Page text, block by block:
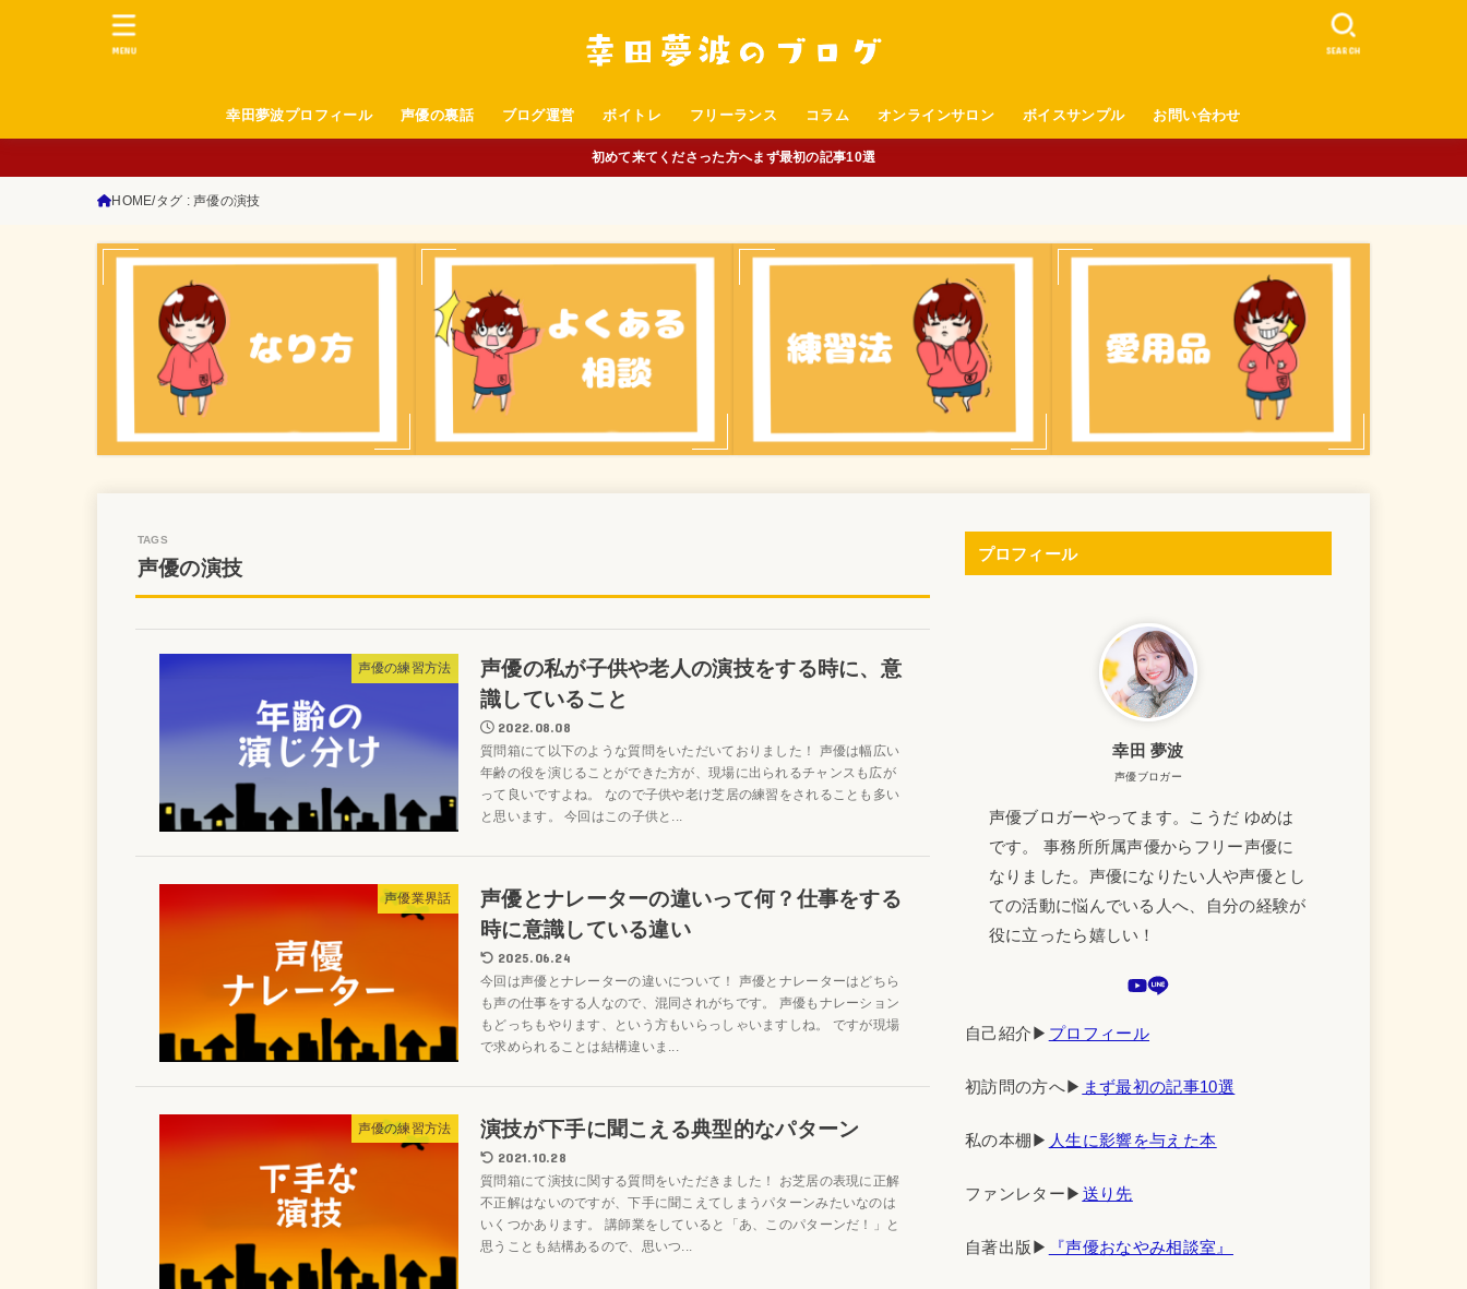
幸田夢波プロフィール 声優の裏話 ブログ運営 ボイトレ フリーランス コラム オンラインサロン ボイスサンプル お問い合わせ
SEARCH
MENU
初めて来てくださった方へまず最初の記事10選
HOME タグ : 声優の演技
声優の演技
声優の練習方法
声優の私が子供や老人の演技をする時に、意
識していること
2022.08.08
質問箱にて以下のような質問をいただいておりました！ 声優は幅広い
年齢の役を演じることができた方が、現場に出られるチャンスも広が
って良いですよね。 なので子供や老け芝居の練習をされることも多い
と思います。 今回はこの子供と...
声優業界話
声優とナレーターの違いって何？仕事をする
時に意識している違い
2025.06.24
今回は声優とナレーターの違いについて！ 声優とナレーターはどちら
も声の仕事をする人なので、混同されがちです。 声優もナレーション
もどっちもやります、という方もいらっしゃいますしね。 ですが現場
で求められることは結構違いま...
声優の練習方法 演技が下手に聞こえる典型的なパターン
2021.10.28
質問箱にて演技に関する質問をいただきました！ お芝居の表現に正解
不正解はないのですが、下手に聞こえてしまうパターンみたいなのは
いくつかあります。 講師業をしていると「あ、このパターンだ！」と
思うことも結構あるので、思いつ...
プロフィール
幸田 夢波
声優ブロガー
声優ブロガーやってます。こうだ ゆめは
です。 事務所所属声優からフリー声優に
なりました。声優になりたい人や声優とし
ての活動に悩んでいる人へ、自分の経験が
役に立ったら嬉しい！
自己紹介▶︎ プロフィール
初訪問の方へ▶︎ まず最初の記事10選
私の本棚▶︎ 人生に影響を与えた本
ファンレター▶︎ 送り先
自著出版▶︎ 『声優おなやみ相談室』